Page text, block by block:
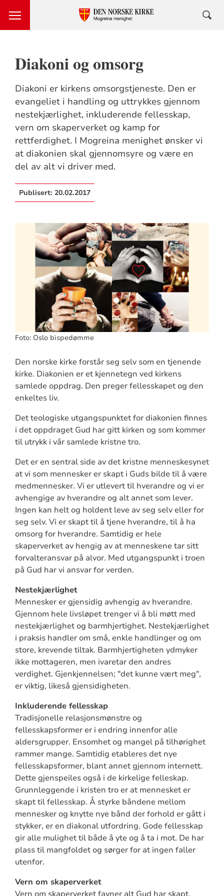
Diakoni og omsorg
Diakoni er kirkens omsorgstjeneste. Den er
evangeliet i handling og uttrykkes gjennom
nestekjærlighet, inkluderende fellesskap,
vern om skaperverket og kamp for
rettferdighet. I Mogreina menighet ønsker vi
at diakonien skal gjennomsyre og være en
del av alt vi driver med.
Publisert: 20.02.2017
Foto: Oslo bispedømme
Den norske kirke forstår seg selv som en tjenende
kirke. Diakonien er et kjennetegn ved kirkens
samlede oppdrag. Den preger fellesskapet og den
enkeltes liv.
Det teologiske utgangspunktet for diakonien finnes
i det oppdraget Gud har gitt kirken og som kommer
til utrykk i vår samlede kristne tro.
Det er en sentral side av det kristne menneskesynet
at vi som mennesker er skapt i Guds bilde til å være
medmennesker. Vi er utlevert til hverandre og vi er
avhengige av hverandre og alt annet som lever.
Ingen kan helt og holdent leve av seg selv eller for
seg selv. Vi er skapt til å tjene hverandre, til å ha
omsorg for hverandre. Samtidig er hele
skaperverket av hengig av at menneskene tar sitt
forvalteransvar på alvor. Med utgangspunkt i troen
på Gud har vi ansvar for verden.
Nestekjærlighet
Mennesker er gjensidig avhengig av hverandre.
Gjennom hele livsløpet trenger vi å bli møtt med
nestekjærlighet og barmhjertighet. Nestekjærlighet
i praksis handler om små, enkle handlinger og om
store, krevende tiltak. Barmhjertigheten ydmyker
ikke mottageren, men ivaretar den andres
verdighet. Gjenkjennelsen; "det kunne vært meg",
er viktig, likeså gjensidigheten.
Inkluderende fellesskap
Tradisjonelle relasjonsmønstre og
fellesskapsformer er i endring innenfor alle
aldersgrupper. Ensomhet og mangel på tilhørighet
rammer mange. Samtidig etableres det nye
fellesskapsformer, blant annet gjennom internett.
Dette gjenspeiles også i de kirkelige felleskap.
Grunnleggende i kristen tro er at mennesket er
skapt til fellesskap. Å styrke båndene mellom
mennesker og knytte nye bånd der forhold er gått i
stykker, er en diakonal utfordring. Gode fellesskap
gir alle mulighet til både å yte og å ta i mot. De har
plass til mangfoldet og sørger for at ingen faller
utenfor.
Vern om skaperverket